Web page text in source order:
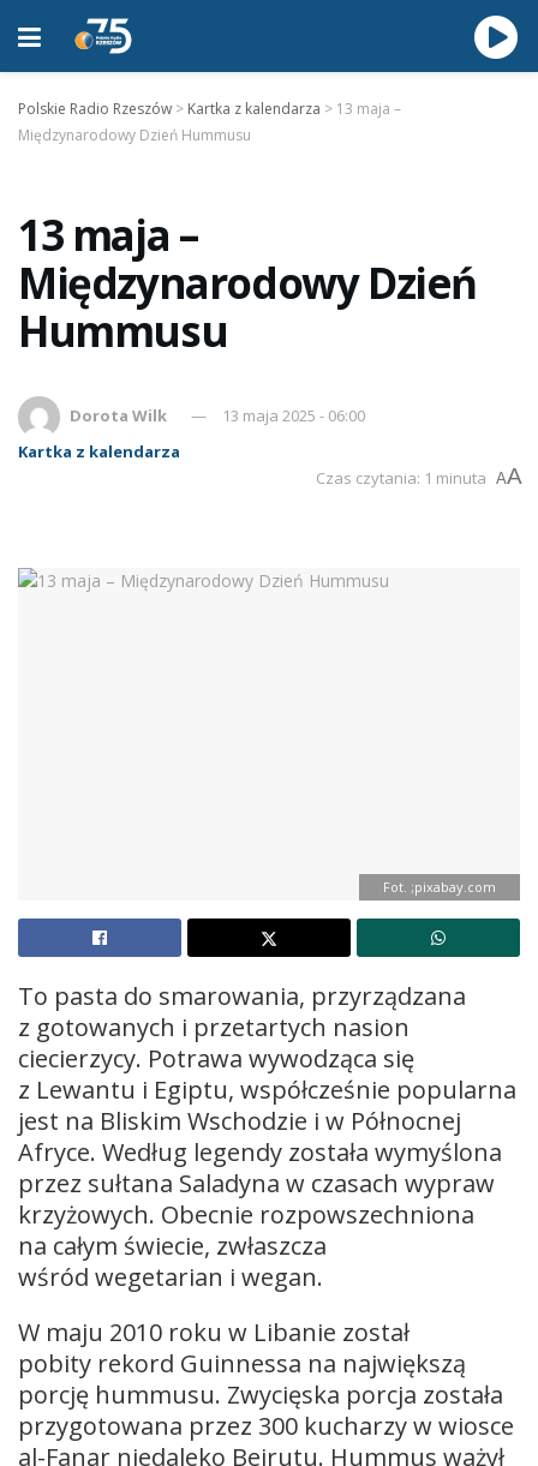
Polskie Radio Rzeszów > Kartka z kalendarza > 13 maja –
Międzynarodowy Dzień Hummusu
13 maja –
Międzynarodowy Dzień
Hummusu
Dorota Wilk
13 maja 2025 - 06:00
Kartka z kalendarza
Czas czytania: 1 minuta AA
Fot. ;pixabay.com
To pasta do smarowania, przyrządzana
z gotowanych i przetartych nasion
ciecierzycy. Potrawa wywodząca się
z Lewantu i Egiptu, współcześnie popularna
jest na Bliskim Wschodzie i w Północnej
Afryce. Według legendy została wymyślona
przez sułtana Saladyna w czasach wypraw
krzyżowych. Obecnie rozpowszechniona
na całym świecie, zwłaszcza
wśród wegetarian i wegan.
W maju 2010 roku w Libanie został
pobity rekord Guinnessa na największą
porcję hummusu. Zwycięska porcja została
przygotowana przez 300 kucharzy w wiosce
al-Fanar niedaleko Bejrutu. Hummus ważył